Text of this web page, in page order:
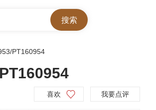
PT160954
喜欢 我要点评